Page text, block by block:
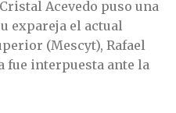
expareja el actual
(Mescyt), Rafael